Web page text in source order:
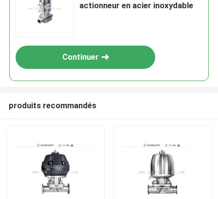
actionneur en acier inoxydable
Continuer
produits recommandés